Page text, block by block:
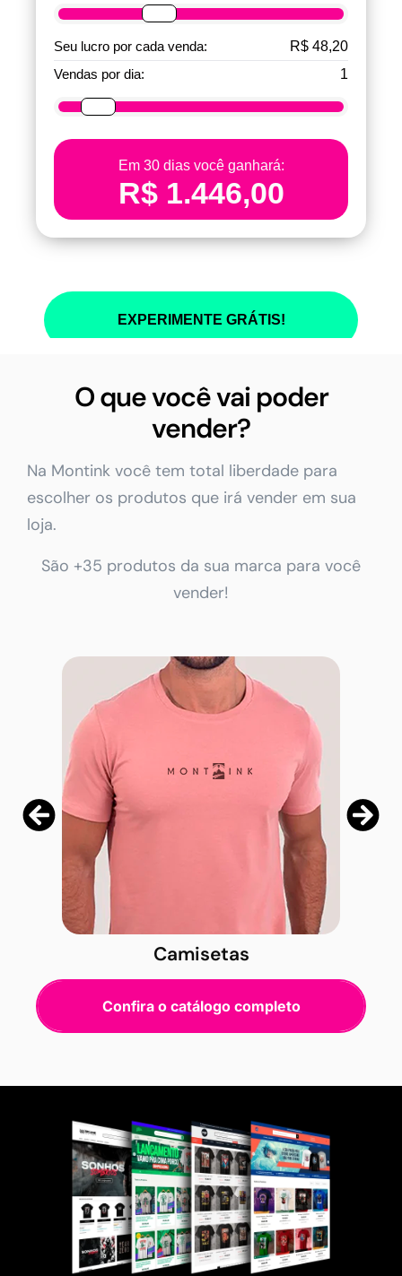
O que você vai poder
vender?
Na Montink você tem total liberdade para
escolher os produtos que irá vender em sua
loja.
São +35 produtos da sua marca para você
vender!
Camisetas
Confira o catálogo completo